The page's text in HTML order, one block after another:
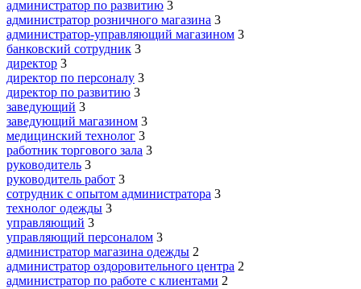
администратор по развитию 3
администратор розничного магазина 3
администратор-управляющий магазином 3
банковский сотрудник 3
директор 3
директор по персоналу 3
директор по развитию 3
заведующий 3
заведующий магазином 3
медицинский технолог 3
работник торгового зала 3
руководитель 3
руководитель работ 3
сотрудник с опытом администратора 3
технолог одежды 3
управляющий 3
управляющий персоналом 3
администратор магазина одежды 2
администратор оздоровительного центра 2
администратор по работе с клиентами 2